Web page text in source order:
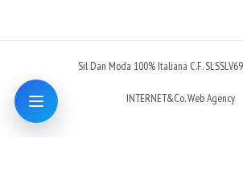
Sil Dan Moda 100% Italiana C.F.
INTERNET&Co. Web Agency